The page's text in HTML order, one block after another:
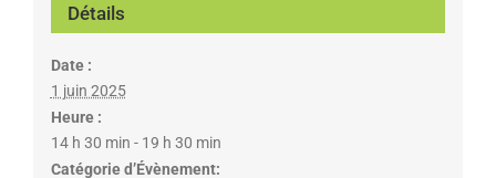
Détails
Date :
1 juin 2025
Heure :
14 h 30 min - 19 h 30 min
Catégorie d’Évènement: